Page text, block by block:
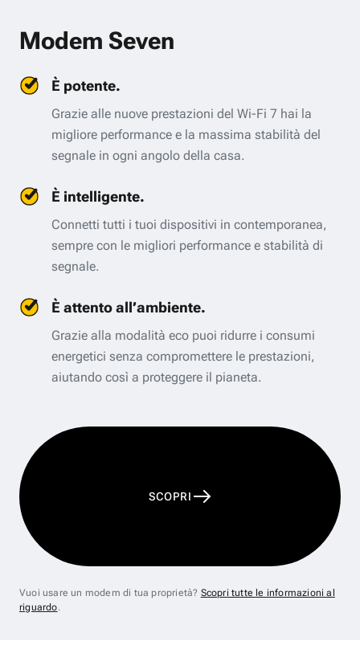
Modem Seven
È potente.
Grazie alle nuove prestazioni del Wi-Fi 7 hai la
migliore performance e la massima stabilità del
segnale in ogni angolo della casa.
È intelligente.
Connetti tutti i tuoi dispositivi in contemporanea,
sempre con le migliori performance e stabilità di
segnale.
È attento all’ambiente.
Grazie alla modalità eco puoi ridurre i consumi
energetici senza compromettere le prestazioni,
aiutando così a proteggere il pianeta.
SCOPRI
Vuoi usare un modem di tua proprietà? Scopri tutte le informazioni al
riguardo.